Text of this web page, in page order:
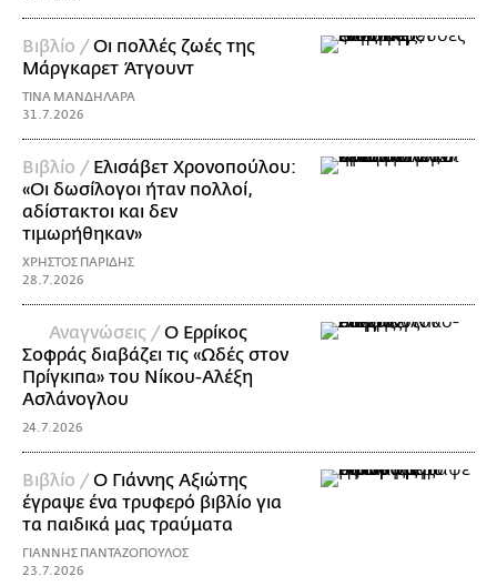
Βιβλίο /Οι πολλές ζωές της
Μάργκαρετ Άτγουντ
ΤΙΝΑ ΜΑΝΔΗΛΑΡΑ
31.7.2026
Βιβλίο / Ελισάβετ Χρονοπούλου:
«Οι δωσίλογοι ήταν πολλοί,
αδίστακτοι και δεν
τιμωρήθηκαν»
ΧΡΗΣΤΟΣ ΠΑΡΙΔΗΣ
28.7.2026
Αναγνώσεις /Ο Ερρίκος
Σοφράς διαβάζει τις «Ωδές στον
Πρίγκιπα» του Νίκoυ-Αλέξη
Ασλάνογλου
24.7.2026
Βιβλίο /Ο Γιάννης Αξιώτης
έγραψε ένα τρυφερό βιβλίο για
τα παιδικά μας τραύματα
ΓΙΑΝΝΗΣ ΠΑΝΤΑΖΟΠΟΥΛΟΣ
23.7.2026